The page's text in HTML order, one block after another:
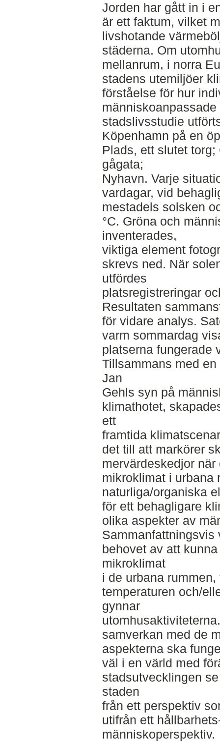
Jorden har gått in i
är ett faktum, vilket
livshotande
städerna. Om
mellanrum, i norra
stadens utemiljöer
förståelse för hur
stadslivsstudie
Köpenhamn på en
Plads, ett slutet
gågata;
Nyhavn. Varje
vardagar, vid
mestadels solsken
°C. Gröna och
inventerades,
viktiga element
skrevs ned. När
utfördes
platsregistreringar
Resultaten
för vidare analys.
varm sommardag
platserna fungerade
Tillsammans med
Jan
Gehls syn på
klimathotet,
ett
framtida
det till att markörer
mervärdeskedjor
mikroklimat i urbana
naturliga/organiska
för ett behagligare
olika aspekter av
behovet av att
mikroklimat
i de urbana
temperaturen och/
gynnar
samverkan med de
aspekterna ska
väl i en värld med
stadsutvecklingen
staden
från ett perspektiv
utifrån ett
människoperspektiv.